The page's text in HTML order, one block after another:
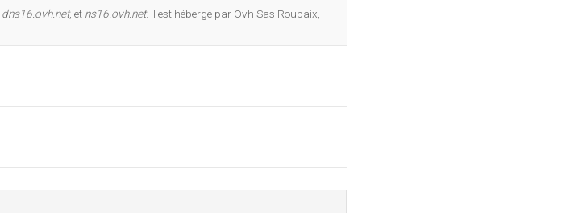
dns16.ovh.net, et ns16.ovh.net. Il est hébergé par Ovh Sas Roubaix,